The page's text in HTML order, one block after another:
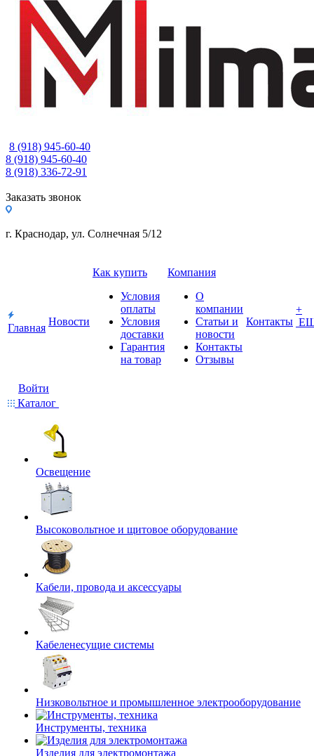
8 (918) 945-60-40
8 (918) 945-60-40
8 (918) 336-72-91
Заказать звонок
г. Краснодар, ул. Солнечная 5/12
Главная
Новости
Как купить
Условия
оплаты
Условия
доставки
Гарантия
на товар
Компания
О
компании
Статьи и
новости
Контакты
Отзывы
Контакты
+
Войти
Каталог
Освещение
Высоковольтное и щитовое оборудование
Кабели, провода и аксессуары
Кабеленесущие системы
Низковольтное и промышленное электрооборудование
Инструменты, техника
Изделия для электромонтажа